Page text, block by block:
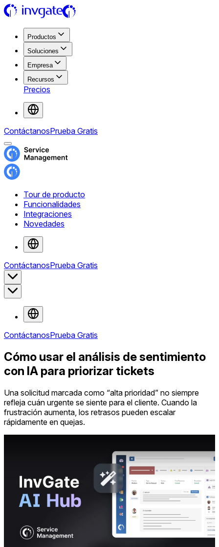
Productos
Soluciones
Empresa
Recursos
Precios
ContáctanosPrueba Gratis
Tour de producto
Funcionalidades
Integraciones
Novedades
ContáctanosPrueba Gratis
ContáctanosPrueba Gratis
Cómo usar el análisis de sentimiento
con IA para priorizar tickets
Una solicitud marcada como “alta prioridad” no siempre
refleja cuán urgente se siente para el cliente. Cuando la
frustración aumenta, los retrasos pueden escalar
rápidamente en quejas.